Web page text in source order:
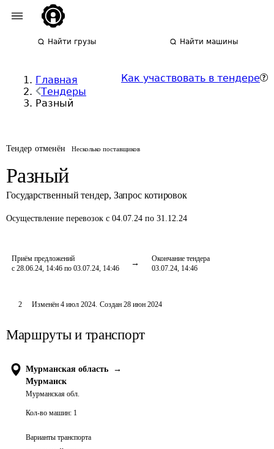
Найти грузы Найти машины
Главная
Тендеры
Разный
Как участвовать в тендере
Тендер отменён Несколько поставщиков
Разный
Государственный тендер, Запрос котировок
Осуществление перевозок с 04.07.24 по 31.12.24
Приём предложений
с 28.06.24, 14:46 по 03.07.24, 14:46
Окончание тендера
03.07.24, 14:46
2 Изменён 4 июл 2024. Создан 28 июн 2024
Маршруты и транспорт
Мурманская область
→
Мурманск
Мурманская обл.
Кол-во машин: 1
Варианты транспорта